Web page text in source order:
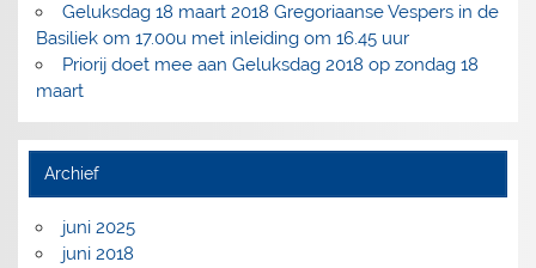
Geluksdag 18 maart 2018 Gregoriaanse Vespers in de
Basiliek om 17.00u met inleiding om 16.45 uur
Priorij doet mee aan Geluksdag 2018 op zondag 18
maart
Archief
juni 2025
juni 2018